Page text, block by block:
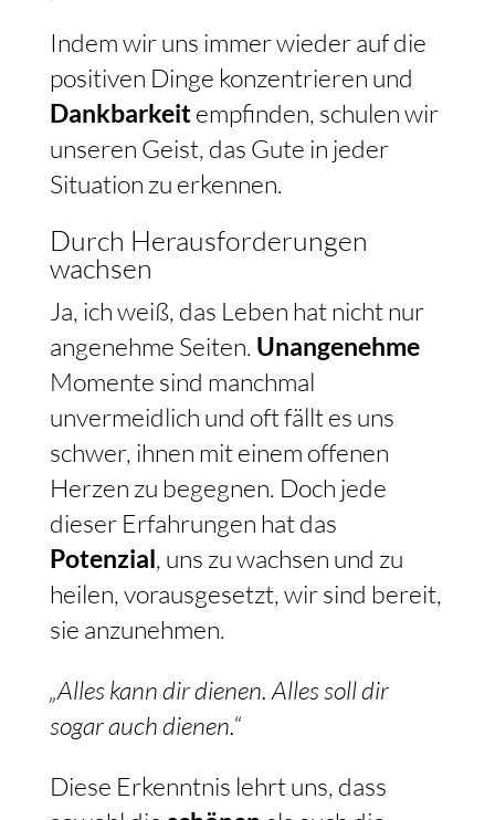
Indem wir uns immer wieder auf die
Dankbarkeitempfinden, schulen wir
unseren Geist, das Gute in jeder
Situation zu erkennen.
Durch Herausforderungen
wachsen
Ja, ich weiß, das Leben hat nicht nur
angenehme Seiten. Unangenehme
Momente sind manchmal
unvermeidlich und oft fällt es uns
schwer, ihnen mit einem offenen
Herzen zu begegnen. Doch jede
Potenzial, uns zu wachsen und zu
heilen, vorausgesetzt, wir sind bereit,
sie anzunehmen.
„Alles kann dir dienen. Alles soll dir
sogar auch dienen.“
Diese Erkenntnis lehrt uns, dass